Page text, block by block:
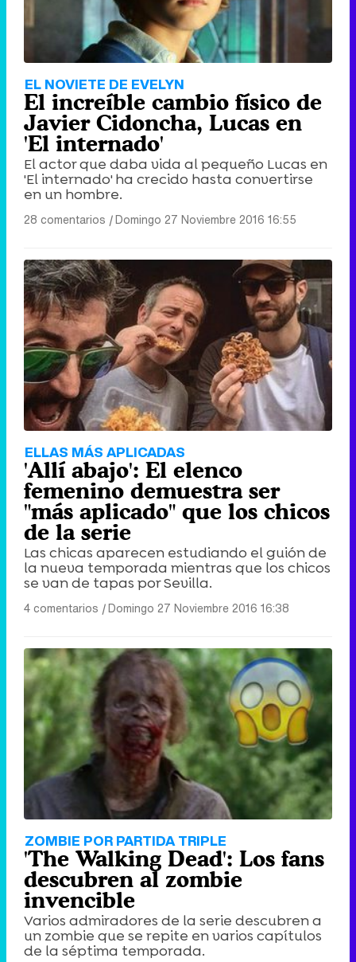
EL NOVIETE DE EVELYN
El increíble cambio físico de
Javier Cidoncha, Lucas en
'El internado'
El actor que daba vida al pequeño Lucas en
'El internado' ha crecido hasta convertirse
en un hombre.
28 comentarios |Domingo 27 Noviembre 2016 16:55
ELLAS MÁS APLICADAS
'Allí abajo': El elenco
femenino demuestra ser
"más aplicado" que los chicos
de la serie
Las chicas aparecen estudiando el guión de
la nueva temporada mientras que los chicos
se van de tapas por Sevilla.
4 comentarios |Domingo 27 Noviembre 2016 16:38
ZOMBIE POR PARTIDA TRIPLE
'The Walking Dead': Los fans
descubren al zombie
invencible
Varios admiradores de la serie descubren a
un zombie que se repite en varios capítulos
de la séptima temporada.